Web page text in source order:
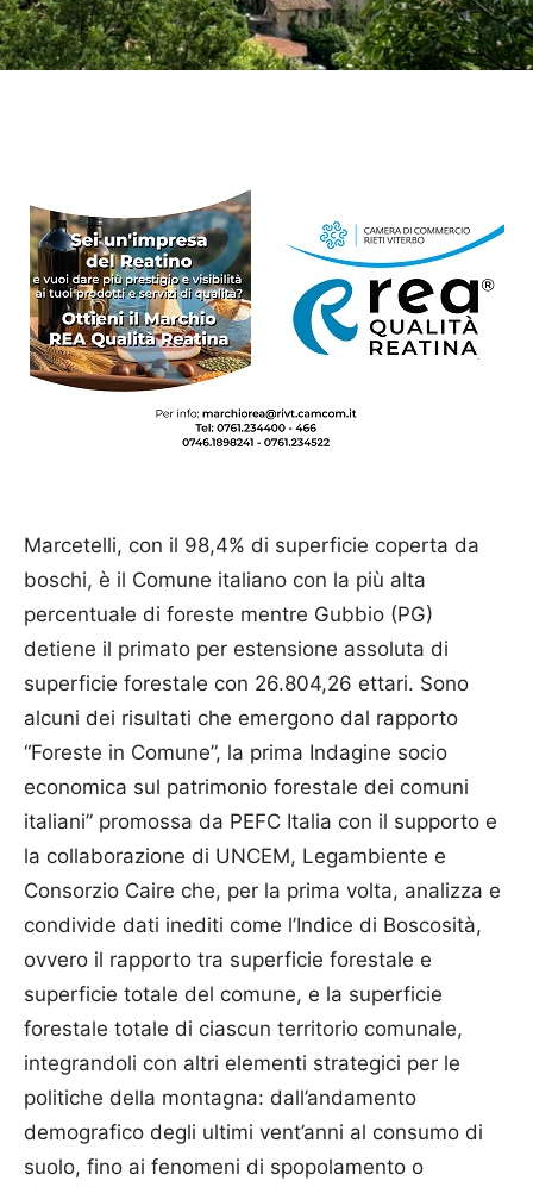
Marcetelli, con il 98,4% di superficie coperta da
boschi, è il Comune italiano con la più alta
percentuale di foreste mentre Gubbio (PG)
detiene il primato per estensione assoluta di
superficie forestale con 26.804,26 ettari. Sono
alcuni dei risultati che emergono dal rapporto
“Foreste in Comune”, la prima Indagine socio
economica sul patrimonio forestale dei comuni
italiani” promossa da PEFC Italia con il supporto e
la collaborazione di UNCEM, Legambiente e
Consorzio Caire che, per la prima volta, analizza e
condivide dati inediti come l’Indice di Boscosità,
ovvero il rapporto tra superficie forestale e
superficie totale del comune, e la superficie
forestale totale di ciascun territorio comunale,
integrandoli con altri elementi strategici per le
politiche della montagna: dall’andamento
demografico degli ultimi vent’anni al consumo di
suolo, fino ai fenomeni di spopolamento o